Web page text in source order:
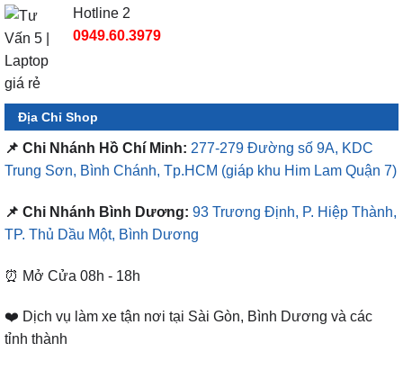
Hotline 2
0949.60.3979
Địa Chỉ Shop
📌 Chi Nhánh Hồ Chí Minh: 277-279 Đường số 9A, KDC
Trung Sơn, Bình Chánh, Tp.HCM (giáp khu Him Lam Quận 7)
📌 Chi Nhánh Bình Dương: 93 Trương Định, P. Hiệp Thành,
TP. Thủ Dầu Một, Bình Dương
⏰ Mở Cửa 08h - 18h
❤️ Dịch vụ làm xe tận nơi tại Sài Gòn, Bình Dương và các
tỉnh thành